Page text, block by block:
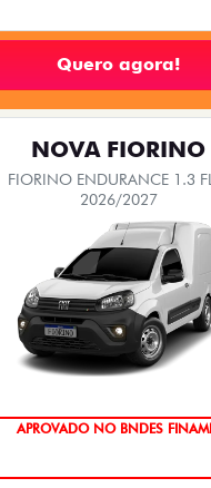
Quero agora!
NOVA FIORINO
FIORINO ENDURANCE 1.3
2026/2027
APROVADO NO BNDES